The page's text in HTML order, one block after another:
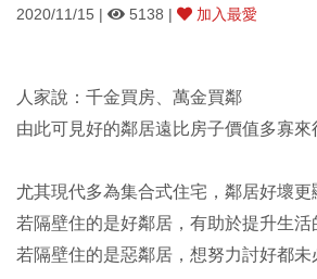
2020/11/15 | 5138 | 加入最愛
人家說：千金買房、萬金買鄰
由此可見好的鄰居遠比房子價值多寡來
尤其現代多為集合式住宅，鄰居好壞更
若隔壁住的是好鄰居，有助於提升生活
若隔壁住的是惡鄰居，想努力討好都未